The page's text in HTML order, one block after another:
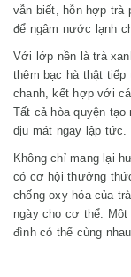
vẫn biết, hỗn hợp trà
để ngâm nước lạnh
Với lớp nền là trà
thêm bạc hà thật
chanh, kết hợp với
Tất cả hòa quyện
dịu mát ngay lập tức.
Không chỉ mang lại
có cơ hội thưởng
chống oxy hóa của
ngày cho cơ thể.
đình có thể cùng